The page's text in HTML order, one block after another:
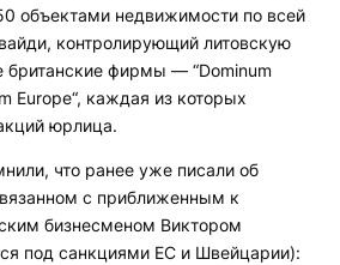
объектами недвижимости по всей
контролирующий литовскую
британские фирмы — “Dominum
Europe“, каждая из которых
юрлица.
что ранее уже писали об
с приближенным к
бизнесменом Виктором
под санкциями ЕС и Швейцарии):